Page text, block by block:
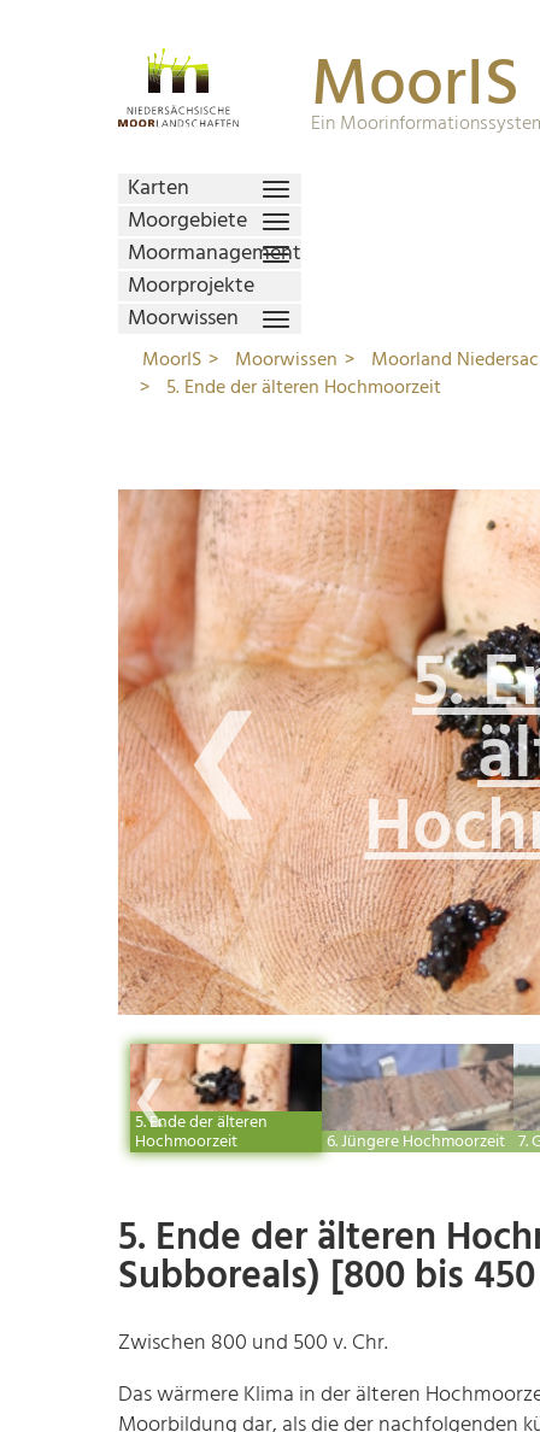
MoorIS
Ein
Karten
Moorgebiete
Moormanagement
Moorprojekte
Moorwissen
MoorIS Moorwissen
Moorland
5. Ende der älteren Hochmoorzeit
5.
❮
5. Ende der älteren
Hochmoorzeit 6. Jüngere Hochmoorzeit 7.
❮
5. Ende der älteren
Subboreals) [800 bis
Zwischen 800 und 500 v. Chr.
Das wärmere Klima in der älteren